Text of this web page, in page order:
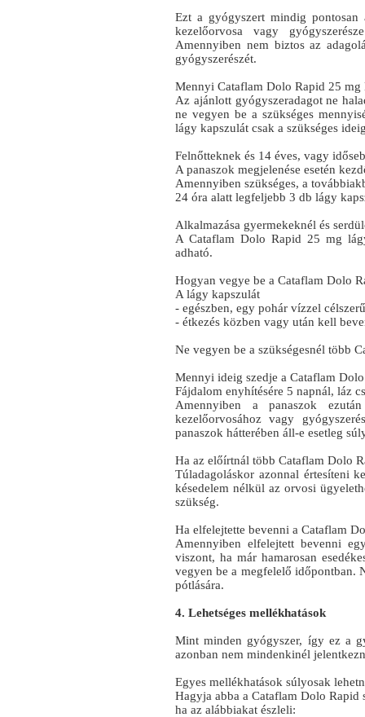
Ezt a gyógyszert mindig
kezelőorvosa vagy
Amennyiben nem biztos az
gyógyszerészét.
Mennyi Cataflam Dolo Rapid 25 mg
Az ajánlott gyógyszeradagot ne
ne vegyen be a szükséges
lágy kapszulát csak a szükséges
Felnőtteknek és 14 éves, vagy
A panaszok megjelenése esetén
Amennyiben szükséges, a
24 óra alatt legfeljebb 3 db lágy
Alkalmazása gyermekeknél és
A Cataflam Dolo Rapid 25 mg
adható.
Hogyan vegye be a Cataflam Dolo
A lágy kapszulát
- egészben, egy pohár vízzel
- étkezés közben vagy után kell
Ne vegyen be a szükségesnél több
Mennyi ideig szedje a Cataflam
Fájdalom enyhítésére 5 napnál, láz
Amennyiben a panaszok
kezelőorvosához vagy
panaszok hátterében áll-e esetleg
Ha az előírtnál több Cataflam Dolo
Túladagoláskor azonnal értesíteni
késedelem nélkül az orvosi
szükség.
Ha elfelejtette bevenni a Cataflam
Amennyiben elfelejtett bevenni
viszont, ha már hamarosan
vegyen be a megfelelő időpontban.
pótlására.
4. Lehetséges mellékhatások
Mint minden gyógyszer, így ez a
azonban nem mindenkinél
Egyes mellékhatások súlyosak
Hagyja abba a Cataflam Dolo Rapid
ha az alábbiakat észleli: